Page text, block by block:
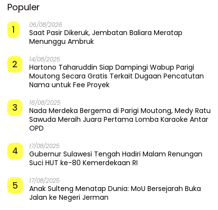
Populer
1
06/08/2026
Saat Pasir Dikeruk, Jembatan Baliara Meratap
Menunggu Ambruk
2 14/08/2025
Hartono Taharuddin Siap Dampingi Wabup Parigi
Moutong Secara Gratis Terkait Dugaan Pencatutan
Nama untuk Fee Proyek
3 16/08/2025
Nada Merdeka Bergema di Parigi Moutong, Medy Ratu
Sawuda Meraih Juara Pertama Lomba Karaoke Antar
OPD
4 17/08/2025
Gubernur Sulawesi Tengah Hadiri Malam Renungan
Suci HUT ke-80 Kemerdekaan RI
5 17/08/2025
Anak Sulteng Menatap Dunia: MoU Bersejarah Buka
Jalan ke Negeri Jerman